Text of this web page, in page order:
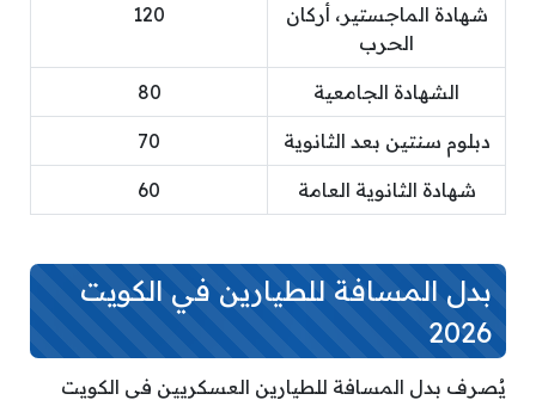
شهادة الماجستير، أركان
الحرب
120
الشهادة الجامعية 80
دبلوم سنتين بعد الثانوية 70
شهادة الثانوية العامة 60
بدل المسافة للطيارين في الكويت
2026
يُصرف بدل المسافة للطيارين العسكريين في الكويت